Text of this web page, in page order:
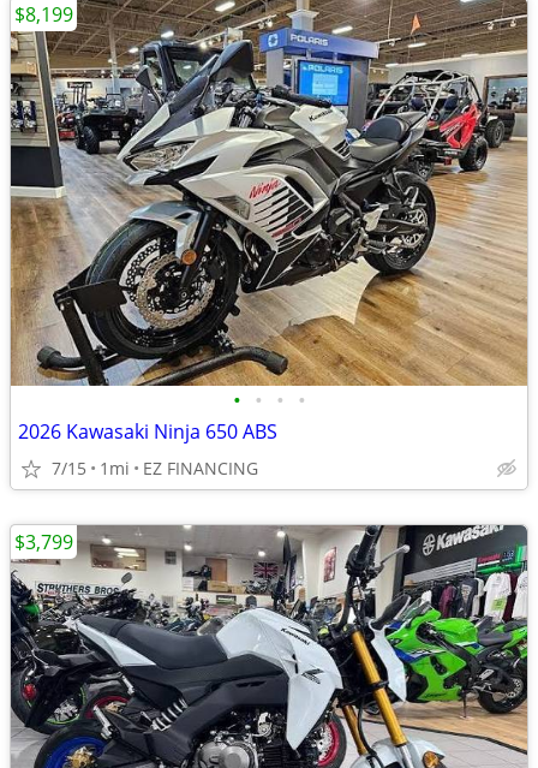
• • • •
2026 Kawasaki Ninja 650 ABS
7/15 1mi EZ FINANCING
$8,199
$3,799